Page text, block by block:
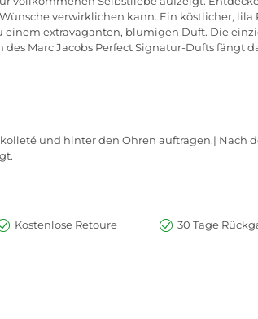
verwirklichen kann. Ein köstlicher,
extravaganten, blumigen Duft. Die
Marc Jacobs Perfect Signatur-Dufts fängt
und hinter den Ohren auftragen.| Nach
Kostenlose Retoure 30 Tage